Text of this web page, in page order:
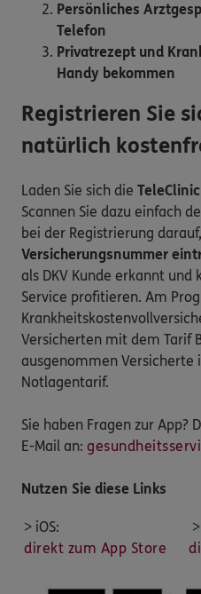
Persönliches
Telefon
Privatrezept und
Handy bekommen
Registrieren Sie
natürlich
Laden Sie sich die
Scannen Sie dazu einfach
bei der Registrierung
Versicherungsnummer
als DKV Kunde erkannt
Service profitieren. Am
Versicherten mit dem Tarif
ausgenommen Versicherte
Notlagentarif.
Sie haben Fragen zur App?
E-Mail an:
Nutzen Sie diese Links
> iOS:
direkt zum App Store